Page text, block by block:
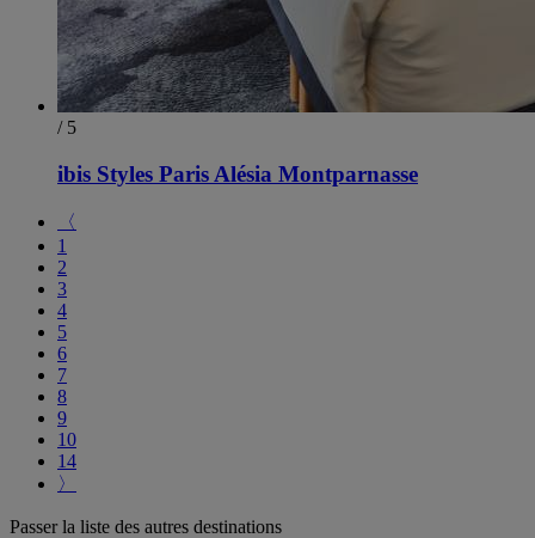
/ 5
ibis Styles Paris Alésia Montparnasse
〈
1
2
3
4
5
6
7
8
9
10
14
〉
Passer la liste des autres destinations